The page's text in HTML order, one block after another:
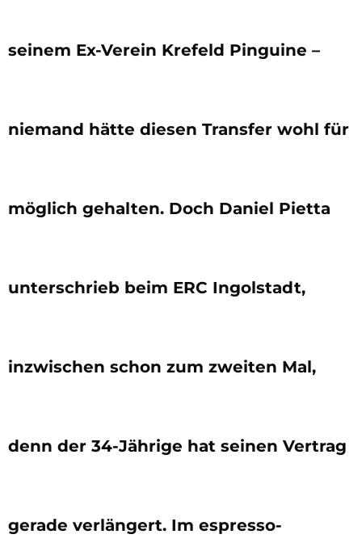
seinem Ex-Verein Krefeld Pinguine –
niemand hätte diesen Transfer wohl für
möglich gehalten. Doch Daniel Pietta
unterschrieb beim ERC Ingolstadt,
inzwischen schon zum zweiten Mal,
denn der 34-Jährige hat seinen Vertrag
gerade verlängert. Im espresso-